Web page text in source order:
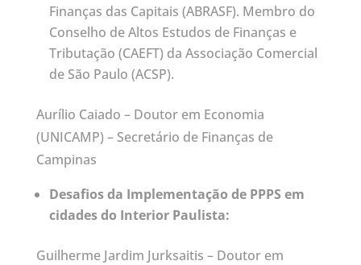
Finanças das Capitais (ABRASF). Membro do
Conselho de Altos Estudos de Finanças e
Tributação (CAEFT) da Associação Comercial
de São Paulo (ACSP).
Aurílio Caiado – Doutor em Economia
(UNICAMP) – Secretário de Finanças de
Campinas
Desafios da Implementação de PPPS em
cidades do Interior Paulista:
Guilherme Jardim Jurksaitis – Doutor em